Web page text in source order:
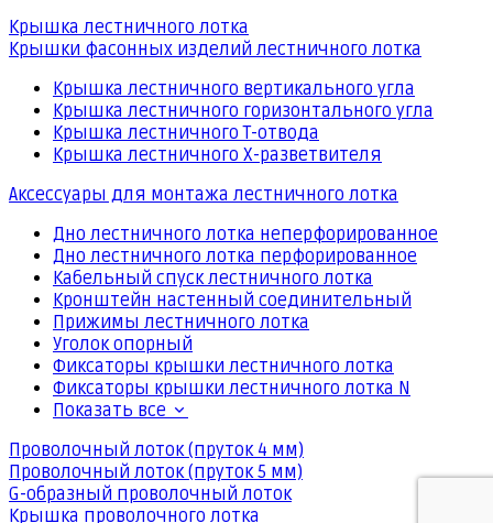
Крышка лестничного лотка
Крышки фасонных изделий лестничного лотка
Крышка лестничного вертикального угла
Крышка лестничного горизонтального угла
Крышка лестничного Т-отвода
Крышка лестничного Х-разветвителя
Аксессуары для монтажа лестничного лотка
Дно лестничного лотка неперфорированное
Дно лестничного лотка перфорированное
Кабельный спуск лестничного лотка
Кронштейн настенный соединительный
Прижимы лестничного лотка
Уголок опорный
Фиксаторы крышки лестничного лотка
Фиксаторы крышки лестничного лотка N
Показать все
Проволочный лоток (пруток 4 мм)
Проволочный лоток (пруток 5 мм)
G-образный проволочный лоток
Крышка проволочного лотка